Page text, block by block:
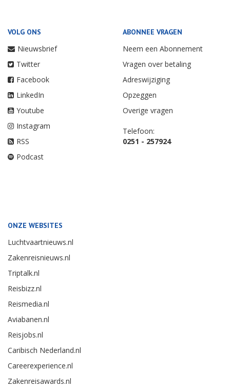
VOLG ONS
Nieuwsbrief
Twitter
Facebook
LinkedIn
Youtube
Instagram
RSS
Podcast
ABONNEE VRAGEN
Neem een Abonnement
Vragen over betaling
Adreswijziging
Opzeggen
Overige vragen
Telefoon:
0251 - 257924
ONZE WEBSITES
Luchtvaartnieuws.nl
Zakenreisnieuws.nl
Triptalk.nl
Reisbizz.nl
Reismedia.nl
Aviabanen.nl
Reisjobs.nl
Caribisch Nederland.nl
Careerexperience.nl
Zakenreisawards.nl